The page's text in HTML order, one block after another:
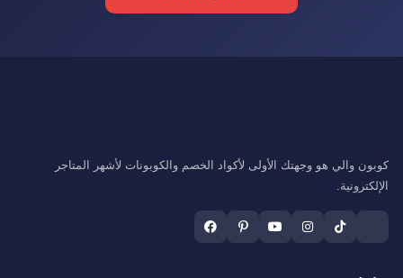
كوبون والي هو وجهتك الأولى لأكواد الخصم والكوبونات لأشهر المتاجر
الإلكترونية.